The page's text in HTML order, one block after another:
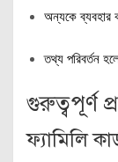
অন্যকে ব্যবহার
তথ্য পরিবর্তন
গুরুত্বপূর্ণ
ফ্যামিলি